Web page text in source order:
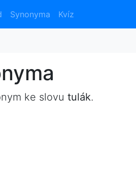
Synonyma Kvíz
ke slovu tulák.